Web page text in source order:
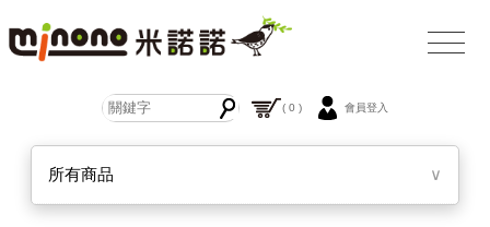
( 0 ) 會員登入
所有商品 ∨